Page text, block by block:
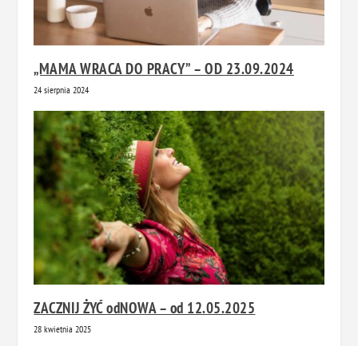
„MAMA WRACA DO PRACY” – OD 23.09.2024
24 sierpnia 2024
ZACZNIJ ŻYĆ odNOWA – od 12.05.2025
28 kwietnia 2025